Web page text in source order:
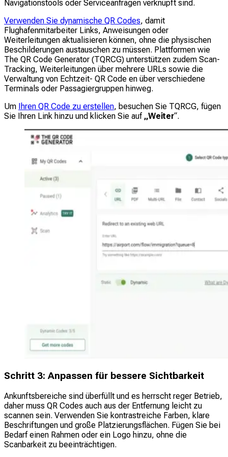
Navigationstools oder Serviceanfragen verknüpft sind.
Verwenden Sie dynamische QR Codes, damit
Flughafenmitarbeiter Links, Anweisungen oder
Weiterleitungen aktualisieren können, ohne die physischen
Beschilderungen austauschen zu müssen. Plattformen wie
The QR Code Generator (TQRCG) unterstützen zudem Scan-
Tracking, Weiterleitungen über mehrere URLs sowie die
Verwaltung von Echtzeit- QR Code en über verschiedene
Terminals oder Passagiergruppen hinweg.
Um Ihren QR Code zu erstellen, besuchen Sie TQRCG, fügen
Sie Ihren Link hinzu und klicken Sie auf „Weiter“.
Schritt 3: Anpassen für bessere Sichtbarkeit
Ankunftsbereiche sind überfüllt und es herrscht reger Betrieb,
daher muss QR Codes auch aus der Entfernung leicht zu
scannen sein. Verwenden Sie kontrastreiche Farben, klare
Beschriftungen und große Platzierungsflächen. Fügen Sie bei
Bedarf einen Rahmen oder ein Logo hinzu, ohne die
Scanbarkeit zu beeinträchtigen.